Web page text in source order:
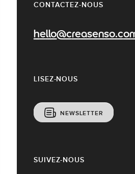
CONTACTEZ-NOUS
LISEZ-NOUS
NEWSLETTER
SUIVEZ-NOUS